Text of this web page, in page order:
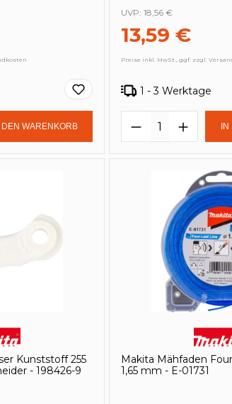
ein oder benutze die
Gib den gewünschten
DEN WARENKORB
13,59 €
UVP:18,56 €
Preise inkl. MwSt., ggf. zzgl.
1 - 3 Werktage
Produkt
Kunststoff 255
- 198426-9
Makita Mähfaden
1,65 mm - E-01731